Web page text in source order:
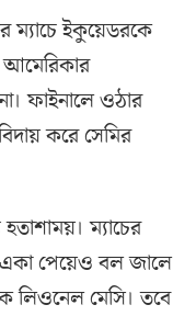
ইকুয়েডরকে
ফাইনালে ওঠার
করে সেমির
ম্যাচের
পেয়েও বল জালে
লিওনেল মেসি। তবে